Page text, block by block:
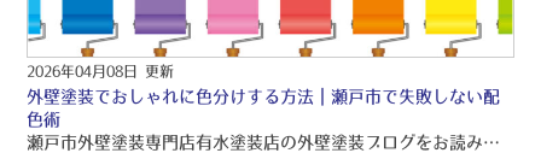
2026年04月08日 更新
外壁塗装でおしゃれに色分けする方法｜瀬戸市で失敗しない配
色術
瀬戸市外壁塗装専門店有水塗装店の外壁塗装ブログをお読みくださり、誠にありがとうございますo(〃＾▽＾〃)o 瀬戸市を中心に、品質保証の外壁塗装・屋根塗装・雨漏り工事をご提供しております！！ 引き続きブログをお読みいただき、より良い外壁塗装・屋根塗装・雨漏り工事にして頂きたいです(/≧▽≦)/